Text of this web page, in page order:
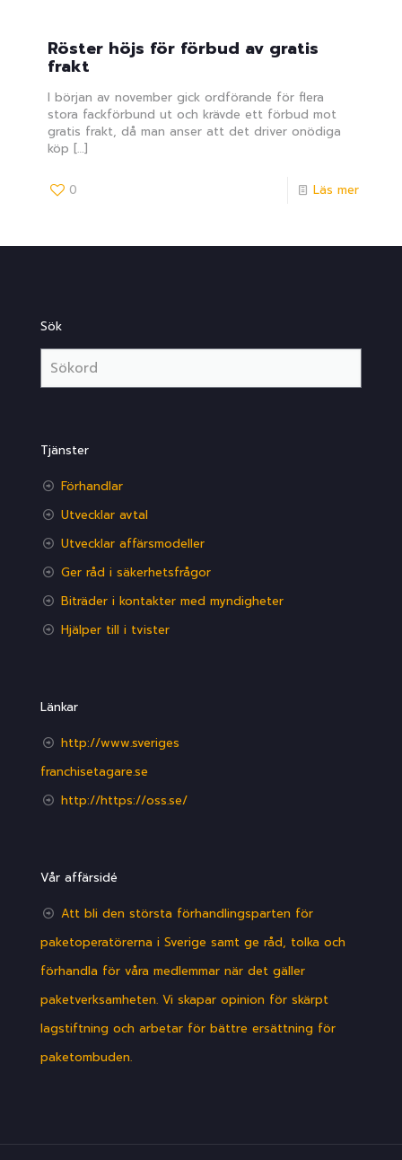
Röster höjs för förbud av gratis
frakt
I början av november gick ordförande för flera
stora fackförbund ut och krävde ett förbud mot
gratis frakt, då man anser att det driver onödiga
köp […]
0 Läs mer
Sök
Tjänster
Förhandlar
Utvecklar avtal
Utvecklar affärsmodeller
Ger råd i säkerhetsfrågor
Biträder i kontakter med myndigheter
Hjälper till i tvister
Länkar
http://www.sveriges
franchisetagare.se
http://https://oss.se/
Vår affärsidé
Att bli den största förhandlingsparten för
paketoperatörerna i Sverige samt ge råd, tolka och
förhandla för våra medlemmar när det gäller
paketverksamheten. Vi skapar opinion för skärpt
lagstiftning och arbetar för bättre ersättning för
paketombuden.